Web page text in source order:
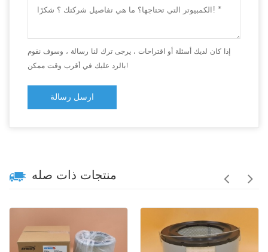
إذا كان لديك أسئلة أو اقتراحات ، يرجى ترك لنا رسالة ، وسوف نقوم
بالرد عليك في أقرب وقت ممكن!
ارسل رسالة
منتجات ذات صله